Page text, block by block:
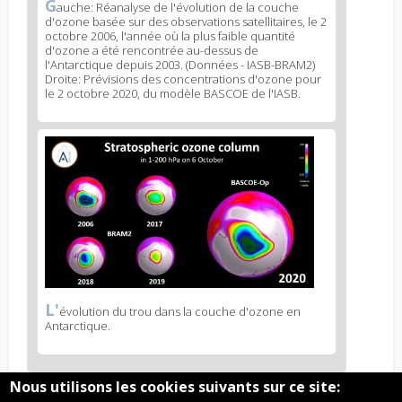
News
image
legend
2
Gauche: Réanalyse de l'évolution de la couche
d'ozone basée sur des observations satellitaires, le 2
octobre 2006, l'année où la plus faible quantité
d'ozone a été rencontrée au-dessus de
l'Antarctique depuis 2003. (Données - IASB-BRAM2)
Droite: Prévisions des concentrations d'ozone pour
le 2 octobre 2020, du modèle BASCOE de l'IASB.
News
image
News
image
legend
3
L'évolution du trou dans la couche d'ozone en
Antarctique.
Nous utilisons les cookies suivants sur ce site: